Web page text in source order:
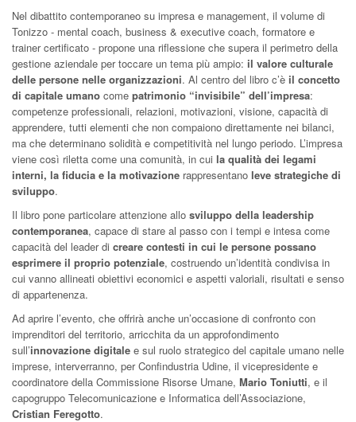
Nel dibattito contemporaneo su impresa e management, il volume di
Tonizzo - mental coach, business & executive coach, formatore e
trainer certificato - propone una riflessione che supera il perimetro della
gestione aziendale per toccare un tema più ampio: il valore culturale
delle persone nelle organizzazioni. Al centro del libro c’è il concetto
di capitale umano come patrimonio “invisibile” dell’impresa:
competenze professionali, relazioni, motivazioni, visione, capacità di
apprendere, tutti elementi che non compaiono direttamente nei bilanci,
ma che determinano solidità e competitività nel lungo periodo. L’impresa
viene così riletta come una comunità, in cui la qualità dei legami
interni, la fiducia e la motivazione rappresentano leve strategiche di
sviluppo.
Il libro pone particolare attenzione allo sviluppo della leadership
contemporanea, capace di stare al passo con i tempi e intesa come
capacità del leader di creare contesti in cui le persone possano
esprimere il proprio potenziale, costruendo un’identità condivisa in
cui vanno allineati obiettivi economici e aspetti valoriali, risultati e senso
di appartenenza.
Ad aprire l’evento, che offrirà anche un’occasione di confronto con
imprenditori del territorio, arricchita da un approfondimento
sull’innovazione digitale e sul ruolo strategico del capitale umano nelle
imprese, interverranno, per Confindustria Udine, il vicepresidente e
coordinatore della Commissione Risorse Umane, Mario Toniutti, e il
capogruppo Telecomunicazione e Informatica dell’Associazione,
Cristian Feregotto.